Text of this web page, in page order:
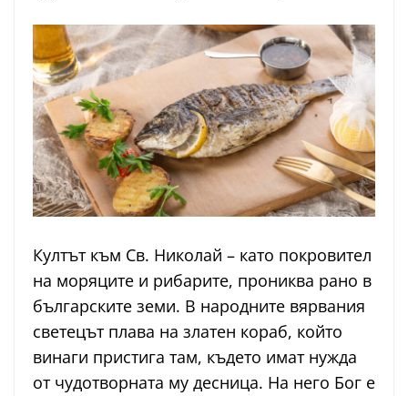
Култът към Св. Николай – като покровител
на моряците и рибарите, прониква рано в
българските земи. В народните вярвания
светецът плава на златен кораб, който
винаги пристига там, където имат нужда
от чудотворната му десница. На него Бог е